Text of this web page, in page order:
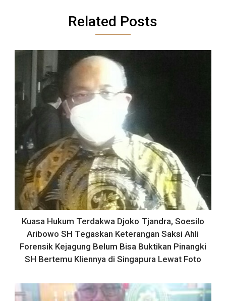
Related Posts
Kuasa Hukum Terdakwa Djoko Tjandra, Soesilo
Aribowo SH Tegaskan Keterangan Saksi Ahli
Forensik Kejagung Belum Bisa Buktikan Pinangki
SH Bertemu Kliennya di Singapura Lewat Foto